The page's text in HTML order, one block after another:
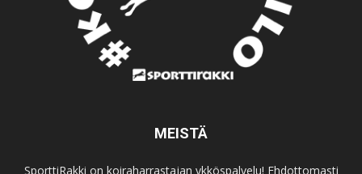
MEISTÄ
SporttiRakki on koiraharrastajan ykköspalvelu! Ehdottomasti